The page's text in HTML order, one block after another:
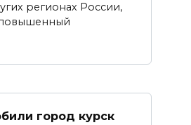
регионах России,
город курск